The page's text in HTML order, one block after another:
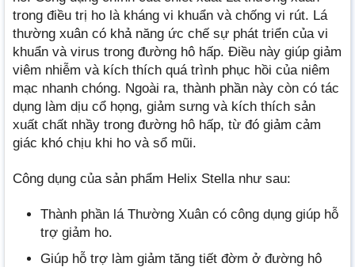
trong điều trị ho là kháng vi khuẩn và chống vi rút. Lá
thường xuân có khả năng ức chế sự phát triển của vi
khuẩn và virus trong đường hô hấp. Điều này giúp giảm
viêm nhiễm và kích thích quá trình phục hồi của niêm
mạc nhanh chóng. Ngoài ra, thành phần này còn có tác
dụng làm dịu cổ họng, giảm sưng và kích thích sản
xuất chất nhầy trong đường hô hấp, từ đó giảm cảm
giác khó chịu khi ho và sổ mũi.
Công dụng của sản phẩm Helix Stella như sau:
Thành phần lá Thường Xuân có công dụng giúp hỗ
trợ giảm ho.
Giúp hỗ trợ làm giảm tăng tiết đờm ở đường hô